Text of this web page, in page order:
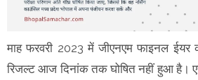
माह फरवरी 2023 में जीएनएम फाइनल ईयर
रिजल्ट आज दिनांक तक घोषित नहीं हुआ है।